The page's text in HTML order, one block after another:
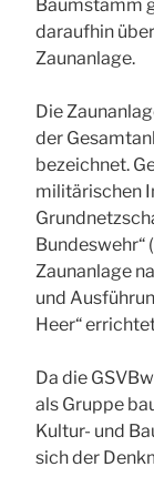
Baumstamm
daraufhin
Zaunanlage.
Die
der
bezeichnet.
militärischen
Bundeswehr“
Zaunanlage
und
Heer“
Da die
als Gruppe
Kultur- und
sich der